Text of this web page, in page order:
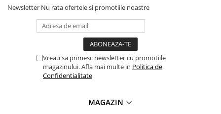
Card reader
Placi captura
Periferice PC
Newsletter Nu rata ofertele si promotiile noastre
Vreau sa primesc newsletter cu promotiile
magazinului. Afla mai multe in Politica de
Confidentialitate
MAGAZIN